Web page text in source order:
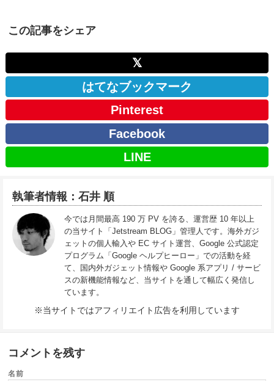
この記事をシェア
𝕏
はてなブックマーク
Pinterest
Facebook
LINE
執筆者情報：石井 順
今では月間最高 190 万 PV を誇る、運営歴 10 年以上
の当サイト「Jetstream BLOG」管理人です。海外ガジ
ェットの個人輸入や EC サイト運営、Google 公式認定
プログラム「Google ヘルプヒーロー」での活動を経
て、国内外ガジェット情報や Google 系アプリ / サービ
スの新機能情報など、当サイトを通して幅広く発信し
ています。
※当サイトではアフィリエイト広告を利用しています
コメントを残す
名前